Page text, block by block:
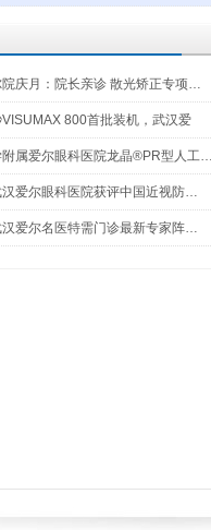
庆月：院长亲诊 散光矫正专项…
800首批装机，武汉爱
附属爱尔眼科医院龙晶®PR型人工…
爱尔眼科医院获评中国近视防…
爱尔名医特需门诊最新专家阵…